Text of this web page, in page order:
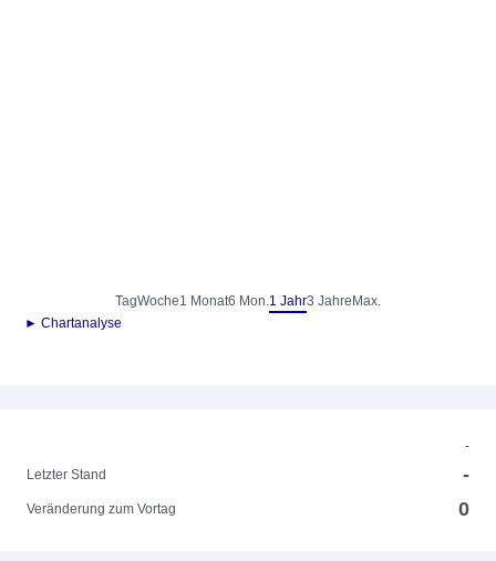
TagWoche1 Monat6 Mon.1 Jahr3 Jahre Max.
► Chartanalyse
-
Letzter Stand
-
Veränderung zum Vortag 0